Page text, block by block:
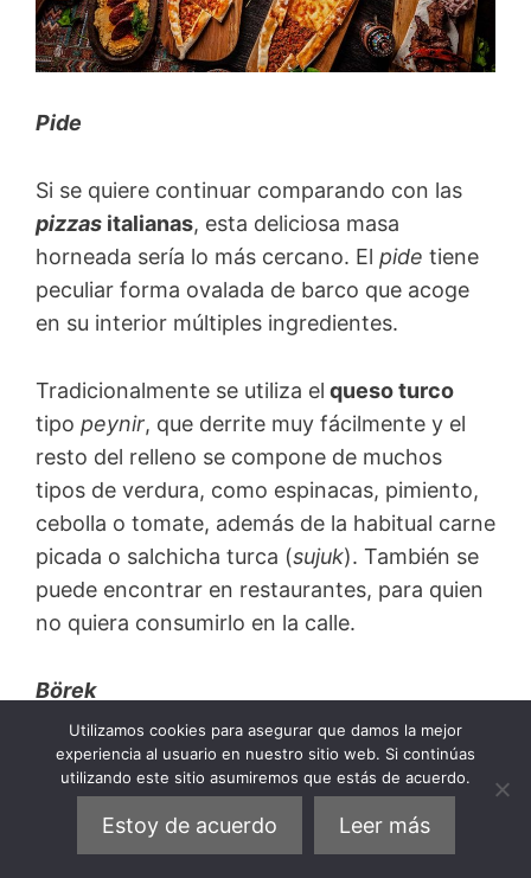
Pide
Si se quiere continuar comparando con las
pizzas italianas, esta deliciosa masa
horneada sería lo más cercano. El pide tiene
peculiar forma ovalada de barco que acoge
en su interior múltiples ingredientes.
Tradicionalmente se utiliza el queso turco
tipo peynir, que derrite muy fácilmente y el
resto del relleno se compone de muchos
tipos de verdura, como espinacas, pimiento,
cebolla o tomate, además de la habitual carne
picada o salchicha turca (sujuk). También se
puede encontrar en restaurantes, para quien
no quiera consumirlo en la calle.
Börek
Sabrosos pasteles de Estambulmuy
populares entre sus habitantes. Están hechos
con capas muy finas de un hojaldre llamado
yufkaque encierran un delicioso relleno de
Utilizamos cookies para asegurar que damos la mejor
experiencia al usuario en nuestro sitio web. Si continúas
utilizando este sitio asumiremos que estás de acuerdo.
Estoy de acuerdo Leer más